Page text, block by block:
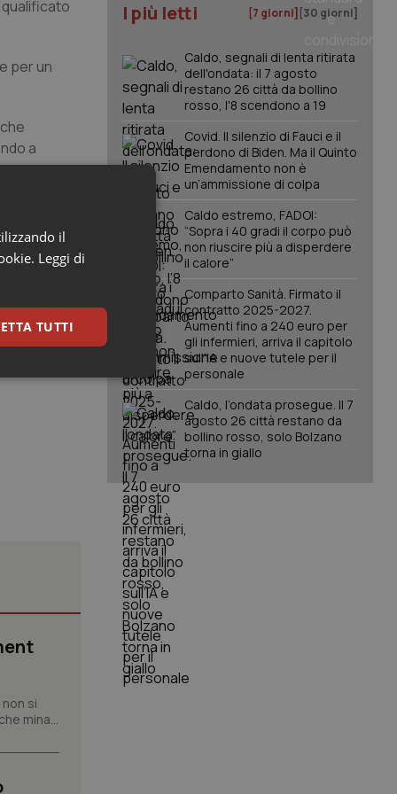
per un
a
sterminio
di umanità
si
mina...
I più letti [7 giorni] [30 giorni]
Caldo, segnali di lenta ritirata
dell'ondata: il 7 agosto
restano 26 città da bollino
rosso, l'8 scendono a 19
Covid. Il silenzio di Fauci e il
perdono di Biden. Ma il Quinto
Emendamento non è
un’ammissione di colpa
Caldo estremo, FADOI:
“Sopra i 40 gradi il corpo può
non riuscire più a disperdere
il calore”
Comparto Sanità. Firmato il
contratto 2025-2027.
Aumenti fino a 240 euro per
gli infermieri, arriva il capitolo
sull'IA e nuove tutele per il
personale
Caldo, l’ondata prosegue. Il 7
agosto 26 città restano da
bollino rosso, solo Bolzano
torna in giallo
il
Leggi di
TUTTI
per la loro
e
che le loro
future.
di consenso
che il banner